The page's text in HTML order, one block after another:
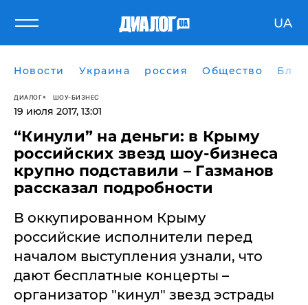
UA
Новости Украина россия Общество
ДИАЛОГ ШОУ-БИЗНЕС
19 июля 2017, 13:01
​“Кинули” на деньги: в Крыму
российских звезд шоу-бизнеса
крупно подставили – Газманов
рассказал подробности
В оккупированном Крыму
российские исполнители перед
началом выступления узнали, что
дают бесплатные концерты –
организатор "кинул" звезд эстрады